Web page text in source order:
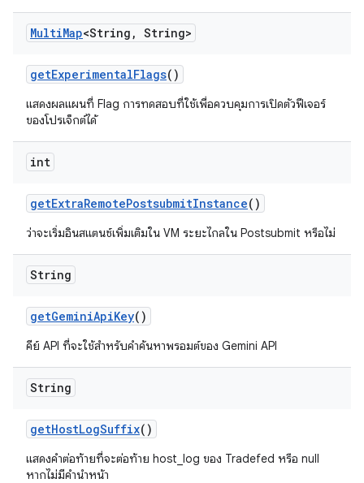
MultiMap<String , String>
getExperimentalFlags()
แสดงผลแผนที่ Flag การทดสอบที่ใช้เพื่อควบคุมการเปิดตัวฟีเจอร์
ของโปรเจ็กต์ได้
int
getExtraRemotePostsubmitInstance()
ว่าจะเริ่มอินสแตนซ์เพิ่มเติมใน VM ระยะไกลใน Postsubmit หรือไม่
String
getGeminiApiKey()
คีย์ API ที่จะใช้สำหรับคำค้นหาพรอมต์ของ Gemini API
String
getHostLogSuffix()
แสดงคำต่อท้ายที่จะต่อท้าย host_log ของ Tradefed หรือ null
หากไม่มีคำนำหน้า